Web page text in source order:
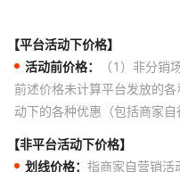
【平台活动下价格】
活动前价格：
（1）非分
前述价格未计算平台发放的
动下的各种优惠（包括商家
【非平台活动下价格】
划线价格： 指商家自营销活